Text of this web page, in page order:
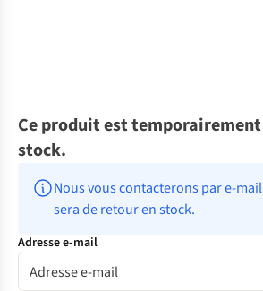
Ce produit est
stock.
Nous vous contacterons par e-
sera de retour en stock.
Adresse e-mail